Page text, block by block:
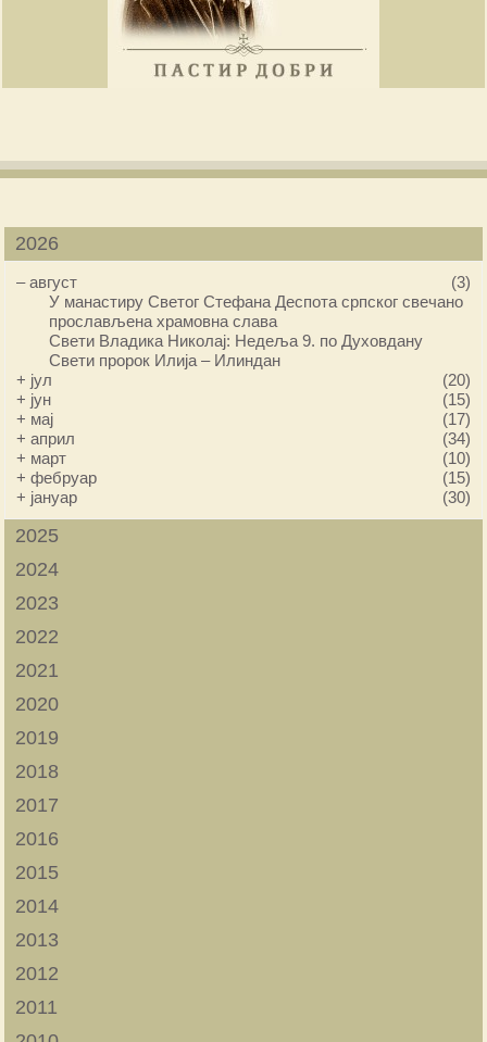
2026
–август
(3)
У манастиру Светог Стефана Деспота српског свечано
прослављена храмовна слава
Свети Владика Николај: Недеља 9. по Духовдану
Свети пророк Илија – Илиндан
+ јул
(20)
+ јун
(15)
+ мај
(17)
+април
(34)
+ март
(10)
+фебруар
(15)
+ јануар (30)
2025
2024
2023
2022
2021
2020
2019
2018
2017
2016
2015
2014
2013
2012
2011